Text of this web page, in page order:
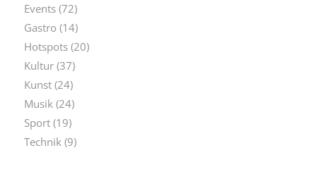
Events(72)
Gastro (14)
Hotspots(20)
Kultur(37)
Kunst(24)
Musik (24)
Sport(19)
Technik (9)